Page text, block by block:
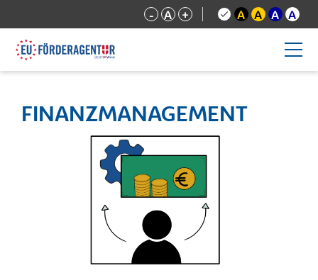
- A + A A A A
FINANZMANAGEMENT